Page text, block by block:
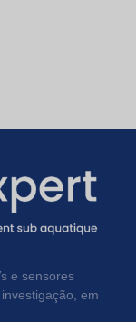
e sensores
em